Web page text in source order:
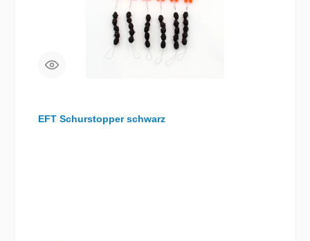
EFT Schurstopper schwarz